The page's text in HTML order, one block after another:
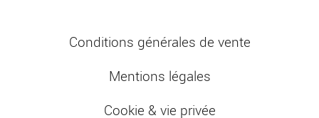
Conditions générales de vente
Mentions légales
Cookie & vie privée